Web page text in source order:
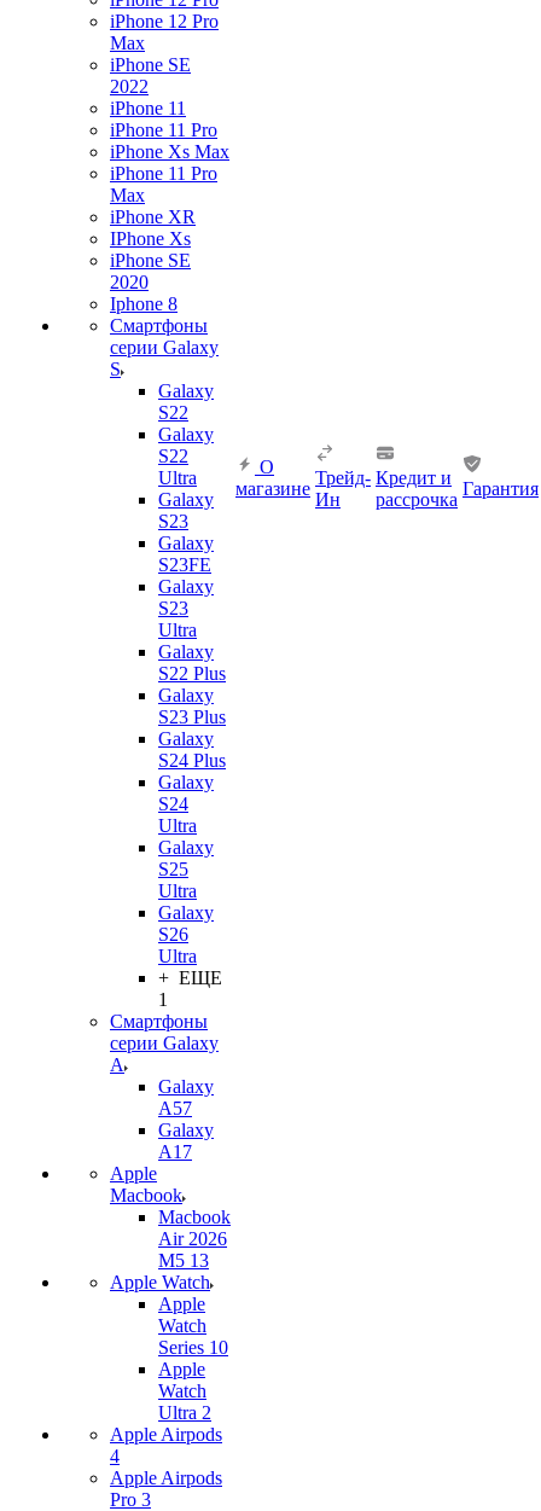
iPhone 12 Pro
Max
iPhone SE
2022
iPhone 11
iPhone 11 Pro
iPhone Xs Max
iPhone 11 Pro
Max
iPhone XR
IPhone Xs
iPhone SE
2020
Iphone 8
Смартфоны
серии Galaxy
S
Galaxy
S22
Galaxy
S22
Ultra
Galaxy
S23
Galaxy
S23FE
Galaxy
S23
Ultra
Galaxy
S22 Plus
Galaxy
S23 Plus
Galaxy
S24 Plus
Galaxy
S24
Ultra
Galaxy
S25
Ultra
Galaxy
S26
Ultra
+ ЕЩЕ
1
Смартфоны
серии Galaxy
A
Galaxy
A57
Galaxy
A17
Apple
Macbook
Macbook
Air 2026
M5 13
Apple Watch
Apple
Watch
Series 10
Apple
Watch
Ultra 2
Apple Airpods
4
Apple Airpods
Pro 3
О
магазине
Трейд-
Ин
Кредит и
рассрочка
Гарантия